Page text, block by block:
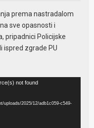
prema nastradalom
sve opasnosti i
pripadnici Policijske
ispred zgrade PU
not found
uploads/2025/12/adb1c059-c549-